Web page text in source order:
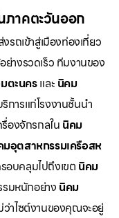
ภาคตะวันออก
รถเข้าสู่เมืองท่องเที่ยว
ย่างรวดเร็ว ทีมงานของ
ตะนครและ นิคม
ริการแก่โรงงานชั้นนำ
รื่องจักรกลใน นิคม
มอุตสาหกรรมเครือสห
อบคลุมไปถึงเขต นิคม
มหนักอย่าง นิคม
ว่าไซต์งานของคุณจะอยู่